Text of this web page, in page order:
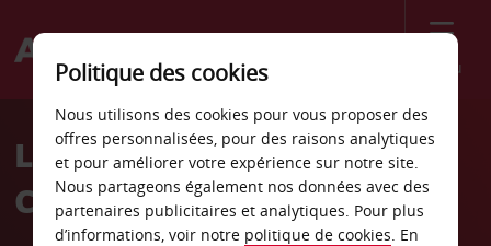
Menu
Welcome
AvisLocation de voiture Wild
Coast Sun
Politique des cookies
Nous utilisons des cookies pour vous proposer des
offres personnalisées, pour des raisons analytiques
et pour améliorer votre expérience sur notre site.
Nous partageons également nos données avec des
partenaires publicitaires et analytiques. Pour plus
d’informations, voir notre politique de cookies. En